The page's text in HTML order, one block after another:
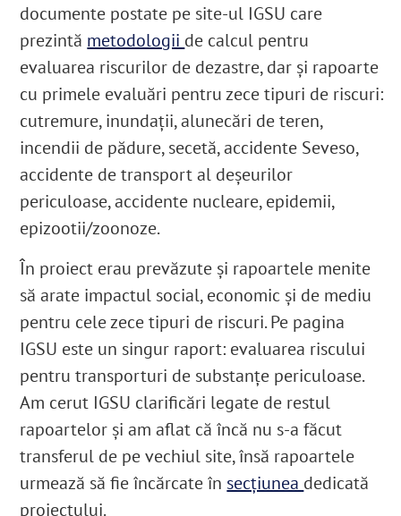
documente postate pe site-ul IGSU care
prezintă metodologii de calcul pentru
evaluarea riscurilor de dezastre, dar și rapoarte
cu primele evaluări pentru zece tipuri de riscuri:
cutremure, inundații, alunecări de teren,
incendii de pădure, secetă, accidente Seveso,
accidente de transport al deșeurilor
periculoase, accidente nucleare, epidemii,
epizootii/zoonoze.
În proiect erau prevăzute și rapoartele menite
să arate impactul social, economic și de mediu
pentru cele zece tipuri de riscuri. Pe pagina
IGSU este un singur raport: evaluarea riscului
pentru transporturi de substanțe periculoase.
Am cerut IGSU clarificări legate de restul
rapoartelor și am aflat că încă nu s-a făcut
transferul de pe vechiul site, însă rapoartele
urmează să fie încărcate în secțiunea dedicată
proiectului.